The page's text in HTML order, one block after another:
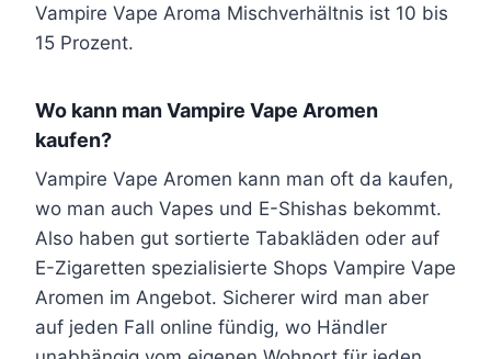
Vampire Vape Aroma Mischverhältnis ist 10 bis
15 Prozent.
Wo kann man Vampire Vape Aromen
kaufen?
Vampire Vape Aromen kann man oft da kaufen,
wo man auch Vapes und E-Shishas bekommt.
Also haben gut sortierte Tabakläden oder auf
E-Zigaretten spezialisierte Shops Vampire Vape
Aromen im Angebot. Sicherer wird man aber
auf jeden Fall online fündig, wo Händler